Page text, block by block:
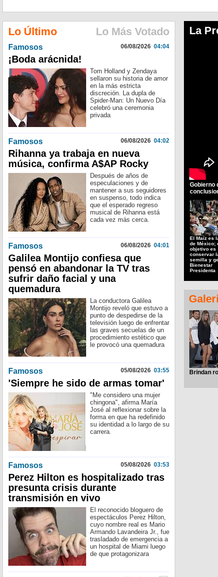
Lo Último Lo Más Votado
Famosos 06/08/2026 04:04
¡Boda arácnida!
Tom Holland y Zendaya
sellaron su historia de amor
en la más estricta
discreción. La dupla de
Spider-Man: Un Nuevo Día
celebró una ceremonia
privada
Famosos 06/08/2026 04:02
Rihanna ya trabaja en nueva
música, confirma A$AP Rocky
Después de años de
especulaciones y de
mantener a sus seguidores
en suspenso, todo indica
que el esperado regreso
musical de Rihanna está
cada vez más cerca.
Famosos 06/08/2026 04:01
Galilea Montijo confiesa que
pensó en abandonar la TV tras
sufrir daño facial y una
quemadura
La conductora Galilea
Montijo reveló que estuvo a
punto de despedirse de la
televisión luego de enfrentar
las graves secuelas de un
procedimiento estético que
le provocó una quemadura
Famosos 05/08/2026 03:55
'Siempre he sido de armas tomar'
"Me considero una mujer
chingona", afirma María
José al reflexionar sobre la
forma en que ha redefinido
su identidad a lo largo de su
carrera.
Famosos 05/08/2026 03:53
Perez Hilton es hospitalizado tras
presunta crisis durante
transmisión en vivo
El reconocido bloguero de
espectáculos Perez Hilton,
cuyo nombre real es Mario
Armando Lavandeira Jr., fue
trasladado de emergencia a
un hospital de Miami luego
de que protagonizara
La
Gobierno
El Maíz es
de México;
objetivo es
conservar
semilla y
Bienestar
Presidenta
Brindan